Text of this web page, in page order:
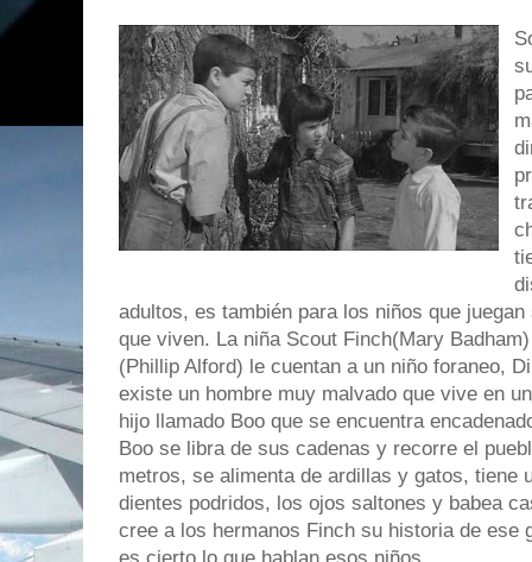
adultos, es también para los niños que
que viven. La niña Scout Finch(Mary
(Phillip Alford) le cuentan a un niño foraneo,
existe un hombre muy malvado que vive en
hijo llamado Boo que se encuentra
Boo se libra de sus cadenas y recorre el
metros, se alimenta de ardillas y gatos, tiene
dientes podridos, los ojos saltones y babea
cree a los hermanos Finch su historia de ese